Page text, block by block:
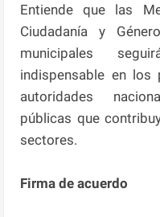
Entiende que las
Ciudadanía y
municipales
indispensable en
autoridades
públicas que
sectores.
Firma de acuerdo